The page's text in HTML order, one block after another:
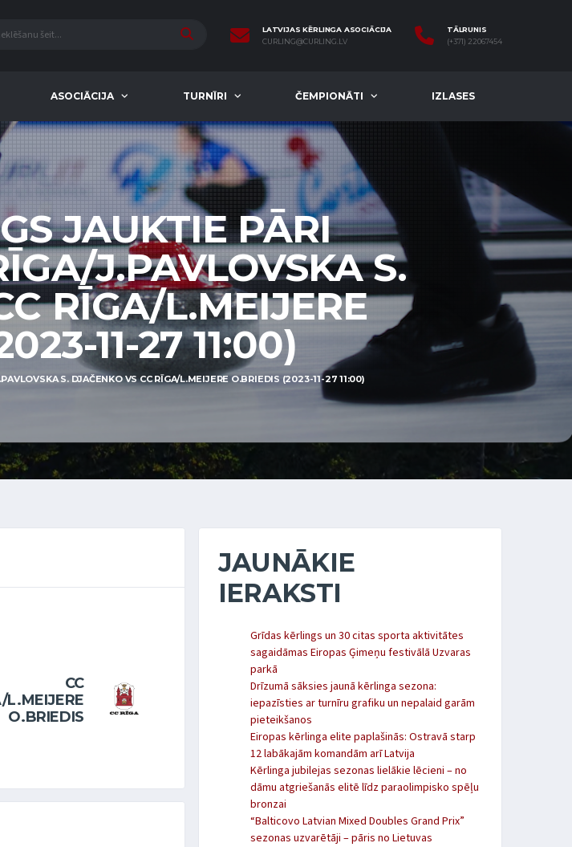
LATVIJAS KĒRLINGA ASOCIĀCIJA
CURLING@CURLING.LV
TĀLRUNIS
(+371) 22067454
ASOCIĀCIJA TURNĪRI ČEMPIONĀTI IZLASES
JAUKTIE PĀRI
J.PAVLOVSKA S.
RĪGA/L.MEIJERE
11-27 11:00)
S. DJAČENKO VS CC RĪGA/L.MEIJERE O.BRIEDIS (2023-11-27 11:00)
CC
L.MEIJERE
O.BRIEDIS
JAUNĀKIE
IERAKSTI
Grīdas kērlings un 30 citas sporta aktivitātes
sagaidāmas Eiropas Ģimeņu festivālā Uzvaras
parkā
Drīzumā sāksies jaunā kērlinga sezona:
iepazīsties ar turnīru grafiku un nepalaid garām
pieteikšanos
Eiropas kērlinga elite paplašinās: Ostravā starp
12 labākajām komandām arī Latvija
Kērlinga jubilejas sezonas lielākie lēcieni – no
dāmu atgriešanās elitē līdz paraolimpisko spēļu
bronzai
“Balticovo Latvian Mixed Doubles Grand Prix”
sezonas uzvarētāji – pāris no Lietuvas